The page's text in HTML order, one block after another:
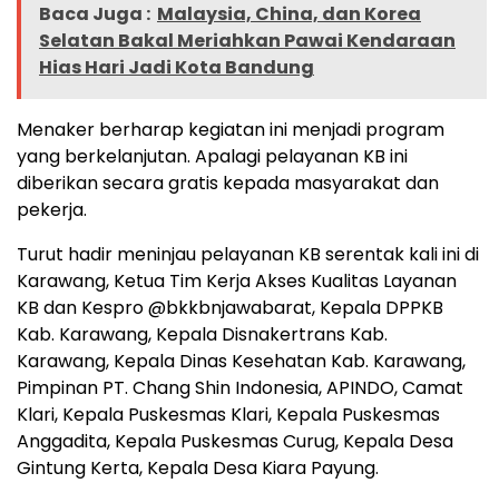
Baca Juga : Malaysia, China, dan Korea
Selatan Bakal Meriahkan Pawai Kendaraan
Hias Hari Jadi Kota Bandung
Menaker berharap kegiatan ini menjadi program
yang berkelanjutan. Apalagi pelayanan KB ini
diberikan secara gratis kepada masyarakat dan
pekerja.
Turut hadir meninjau pelayanan KB serentak kali ini di
Karawang, Ketua Tim Kerja Akses Kualitas Layanan
KB dan Kespro @bkkbnjawabarat, Kepala DPPKB
Kab. Karawang, Kepala Disnakertrans Kab.
Karawang, Kepala Dinas Kesehatan Kab. Karawang,
Pimpinan PT. Chang Shin Indonesia, APINDO, Camat
Klari, Kepala Puskesmas Klari, Kepala Puskesmas
Anggadita, Kepala Puskesmas Curug, Kepala Desa
Gintung Kerta, Kepala Desa Kiara Payung.